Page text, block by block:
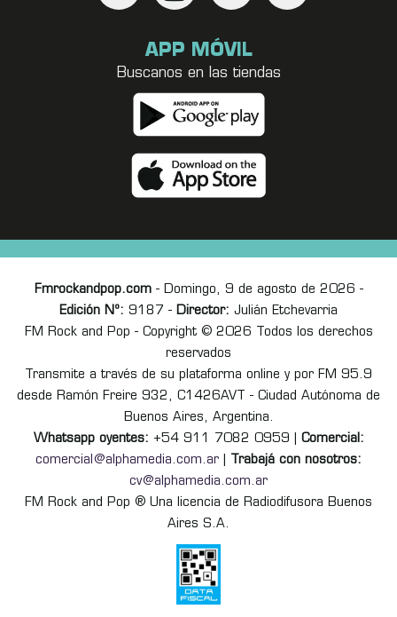
APP MÓVIL
Buscanos en las tiendas
Fmrockandpop.com- Domingo, 9 de agosto de 2026 -
Edición Nº: 9187 - Director: Julián Etchevarria
FM Rock and Pop - Copyright © 2026 Todos los derechos
reservados
Transmite a través de su plataforma online y por FM 95.9
desde Ramón Freire 932, C1426AVT - Ciudad Autónoma de
Buenos Aires, Argentina.
Whatsapp oyentes: +54 911 7082 0959 | Comercial:
comercial@alphamedia.com.ar
Trabajá con nosotros:
cv@alphamedia.com.ar
FM Rock and Pop ® Una licencia de Radiodifusora Buenos
Aires S.A.